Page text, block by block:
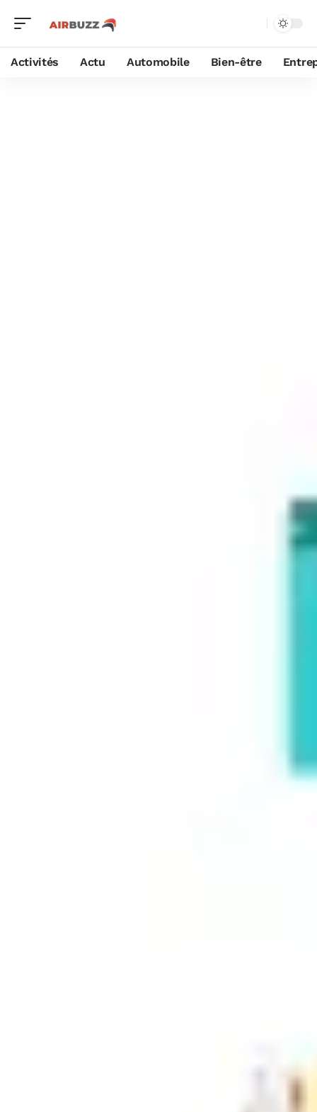
Activités Actu Automobile Bien-être